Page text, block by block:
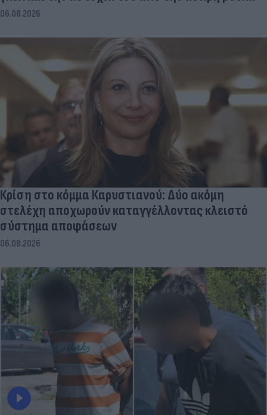
06.08.2026
Κρίση στο κόμμα Καρυστιανού: Δύο ακόμη
στελέχη αποχωρούν καταγγέλλοντας κλειστό
σύστημα αποφάσεων
06.08.2026